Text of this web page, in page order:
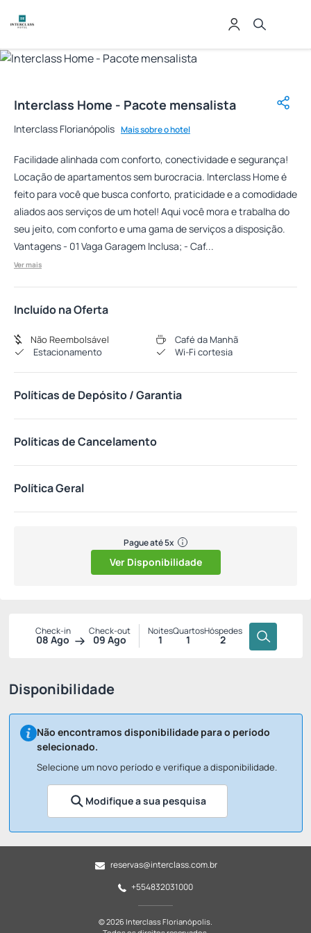
Interclass Home - Pacote mensalista
Interclass Florianópolis Mais sobre o hotel
Facilidade alinhada com conforto, conectividade e segurança!
Locação de apartamentos sem burocracia. Interclass Home é
feito para você que busca conforto, praticidade e a comodidade
aliados aos serviços de um hotel! Aqui você mora e trabalha do
seu jeito, com conforto e uma gama de serviços a disposição.
Vantagens - 01 Vaga Garagem Inclusa; - Caf...
Ver mais
Incluído na Oferta
Não Reembolsável
Café da Manhã
Estacionamento
Wi-Fi cortesia
Políticas de Depósito / Garantia
Políticas de Cancelamento
Política Geral
Pague até 5x
Ver Disponibilidade
Check-in
08 Ago
Check-out
09 Ago
Noites
1
Quartos
1
Hóspedes
2
Disponibilidade
Não encontramos disponibilidade para o período
selecionado.
Selecione um novo período e verifique a disponibilidade.
Modifique a sua pesquisa
reservas@interclass.com.br
+554832031000
© 2026 Interclass Florianópolis.